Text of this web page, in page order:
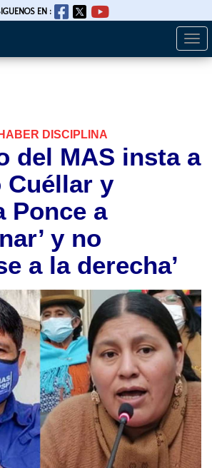
EN :
DISCIPLINA
del MAS insta a
Cuéllar y
Ponce a
y no
a la derecha’